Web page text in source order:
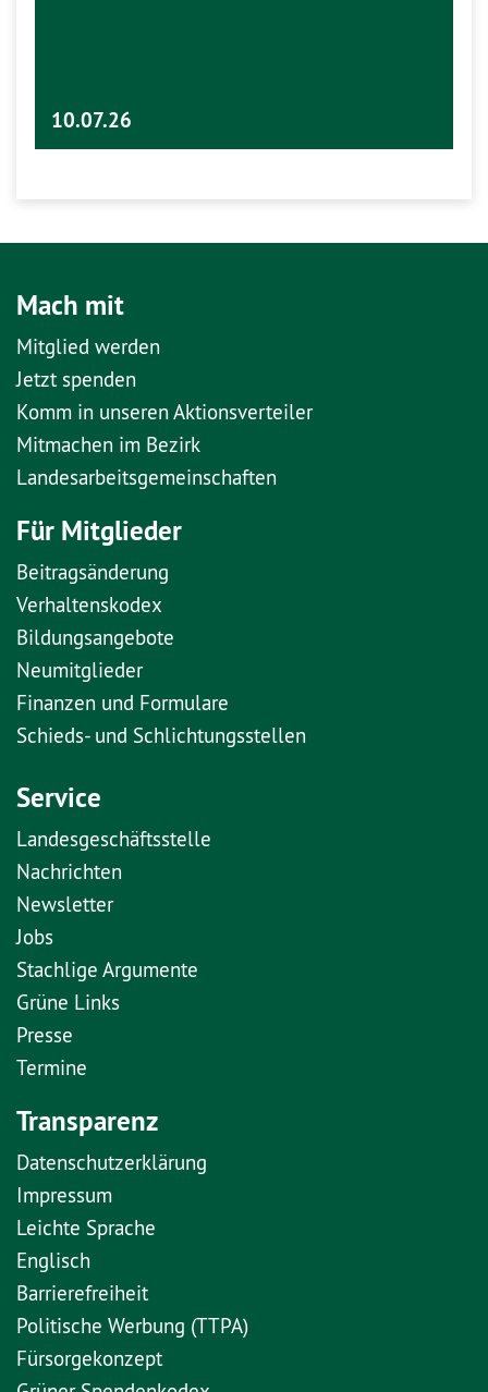
10.07.26
Mach mit
Mitglied werden
Jetzt spenden
Komm in unseren Aktionsverteiler
Mitmachen im Bezirk
Landesarbeitsgemeinschaften
Für Mitglieder
Beitragsänderung
Verhaltenskodex
Bildungsangebote
Neumitglieder
Finanzen und Formulare
Schieds- und Schlichtungsstellen
Service
Landesgeschäftsstelle
Nachrichten
Newsletter
Jobs
Stachlige Argumente
Grüne Links
Presse
Termine
Transparenz
Datenschutzerklärung
Impressum
Leichte Sprache
Englisch
Barrierefreiheit
Politische Werbung (TTPA)
Fürsorgekonzept